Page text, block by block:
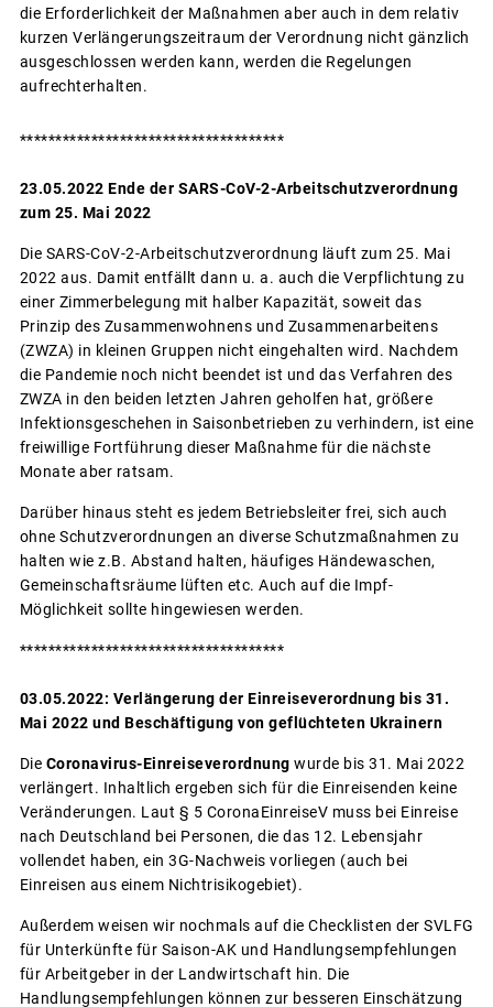
die Erforderlichkeit der Maßnahmen aber auch in dem relativ
kurzen Verlängerungszeitraum der Verordnung nicht gänzlich
ausgeschlossen werden kann, werden die Regelungen
aufrechterhalten.
*************************************
23.05.2022 Ende der SARS-CoV-2-Arbeitschutzverordnung
zum 25. Mai 2022
Die SARS-CoV-2-Arbeitschutzverordnung läuft zum 25. Mai
2022 aus. Damit entfällt dann u. a. auch die Verpflichtung zu
einer Zimmerbelegung mit halber Kapazität, soweit das
Prinzip des Zusammenwohnens und Zusammenarbeitens
(ZWZA) in kleinen Gruppen nicht eingehalten wird. Nachdem
die Pandemie noch nicht beendet ist und das Verfahren des
ZWZA in den beiden letzten Jahren geholfen hat, größere
Infektionsgeschehen in Saisonbetrieben zu verhindern, ist eine
freiwillige Fortführung dieser Maßnahme für die nächste
Monate aber ratsam.
Darüber hinaus steht es jedem Betriebsleiter frei, sich auch
ohne Schutzverordnungen an diverse Schutzmaßnahmen zu
halten wie z.B. Abstand halten, häufiges Händewaschen,
Gemeinschaftsräume lüften etc. Auch auf die Impf-
Möglichkeit sollte hingewiesen werden.
*************************************
03.05.2022: Verlängerung der Einreiseverordnung bis 31.
Mai 2022 und Beschäftigung von geflüchteten Ukrainern
Die Coronavirus-Einreiseverordnung wurde bis 31. Mai 2022
verlängert. Inhaltlich ergeben sich für die Einreisenden keine
Veränderungen. Laut § 5 CoronaEinreiseV muss bei Einreise
nach Deutschland bei Personen, die das 12. Lebensjahr
vollendet haben, ein 3G-Nachweis vorliegen (auch bei
Einreisen aus einem Nichtrisikogebiet).
Außerdem weisen wir nochmals auf die Checklisten der SVLFG
für Unterkünfte für Saison-AK und Handlungsempfehlungen
für Arbeitgeber in der Landwirtschaft hin. Die
Handlungsempfehlungen können zur besseren Einschätzung